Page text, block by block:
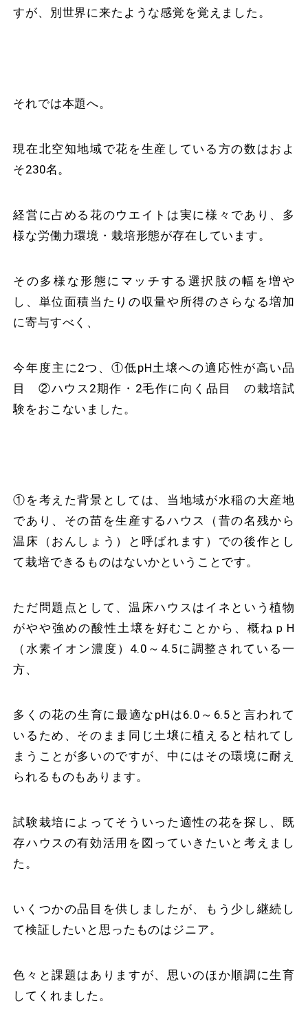
すが、別世界に来たような感覚を覚えました。
それでは本題へ。
現在北空知地域で花を生産している方の数はおよ
そ230名。
経営に占める花のウエイトは実に様々であり、多
様な労働力環境・栽培形態が存在しています。
その多様な形態にマッチする選択肢の幅を増や
し、単位面積当たりの収量や所得のさらなる増加
に寄与すべく、
今年度主に2つ、①低pH土壌への適応性が高い品
目 ②ハウス2期作・2毛作に向く品目 の栽培試
験をおこないました。
①を考えた背景としては、当地域が水稲の大産地
であり、その苗を生産するハウス（昔の名残から
温床（おんしょう）と呼ばれます）での後作とし
て栽培できるものはないかということです。
ただ問題点として、温床ハウスはイネという植物
がやや強めの酸性土壌を好むことから、概ねｐH
（水素イオン濃度）4.0～4.5に調整されている一
方、
多くの花の生育に最適なpHは6.0～6.5と言われて
いるため、そのまま同じ土壌に植えると枯れてし
まうことが多いのですが、中にはその環境に耐え
られるものもあります。
試験栽培によってそういった適性の花を探し、既
存ハウスの有効活用を図っていきたいと考えまし
た。
いくつかの品目を供しましたが、もう少し継続し
て検証したいと思ったものはジニア。
色々と課題はありますが、思いのほか順調に生育
してくれました。